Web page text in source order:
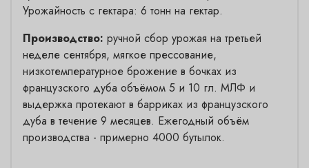
Урожайность с гектара: 6 тонн на гектар.
Производство: ручной сбор урожая на третьей
неделе сентября, мягкое прессование,
низкотемпературное брожение в бочках из
французского дуба объёмом 5 и 10 гл. МЛФ и
выдержка протекают в барриках из французского
дуба в течение 9 месяцев. Ежегодный объём
производства - примерно 4000 бутылок.